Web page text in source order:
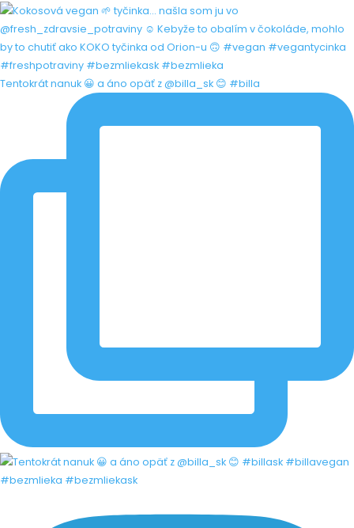
Tentokrát nanuk 😀 a áno opäť z @billa_sk 😊 #billa